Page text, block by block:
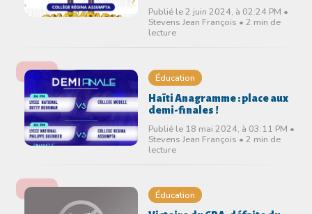
Publié le 2 juin 2024, à 02:24 PM •
Stevens Jean François • 2 min de
lecture
Éducation
Haïti Anagramme : place aux
demi-finales !
Publié le 18 mai 2024, à 03:11 PM •
Stevens Jean François • 2 min de
lecture
Éducation